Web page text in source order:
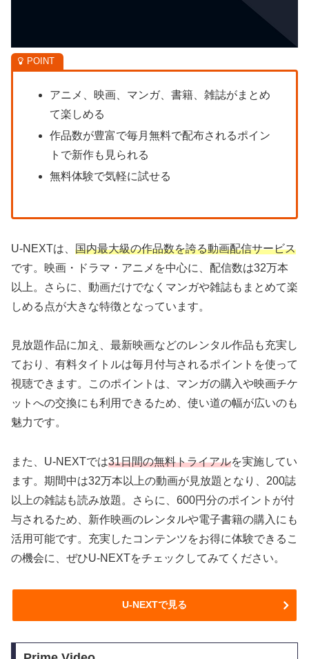
アニメ、映画、マンガ、書籍、雑誌がまとめ
て楽しめる
作品数が豊富で毎月無料で配布されるポイン
トで新作も見られる
無料体験で気軽に試せる
U-NEXTは、 国内最大級の作品数を誇る動画配信サービス
です。映画・ドラマ・アニメを中心に、配信数は32万本
以上。さらに、動画だけでなくマンガや雑誌もまとめて楽
しめる点が大きな特徴となっています。
見放題作品に加え、最新映画などのレンタル作品も充実し
ており、有料タイトルは毎月付与されるポイントを使って
視聴できます。このポイントは、マンガの購入や映画チケ
ットへの交換にも利用できるため、使い道の幅が広いのも
魅力です。
また、U-NEXTでは31日間の無料トライアルを実施してい
ます。期間中は32万本以上の動画が見放題となり、200誌
以上の雑誌も読み放題。さらに、600円分のポイントが付
与されるため、新作映画のレンタルや電子書籍の購入にも
活用可能です。充実したコンテンツをお得に体験できるこ
の機会に、ぜひU-NEXTをチェックしてみてください。
U-NEXTで見る